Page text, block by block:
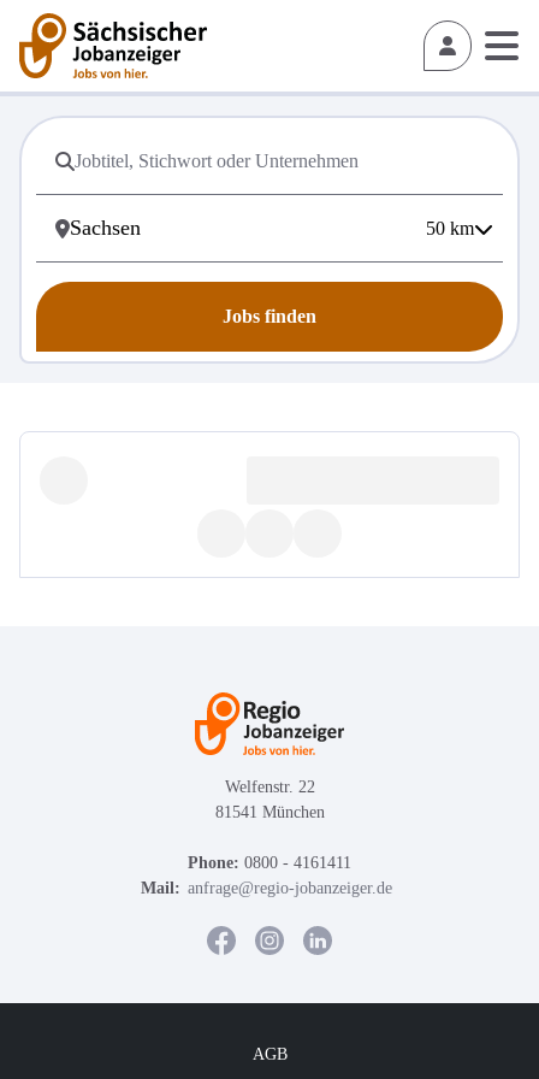
50 km
Jobs finden
Welfenstr. 22
81541 München
Phone: 0800 - 4161411
Mail: anfrage@regio-jobanzeiger.de
AGB